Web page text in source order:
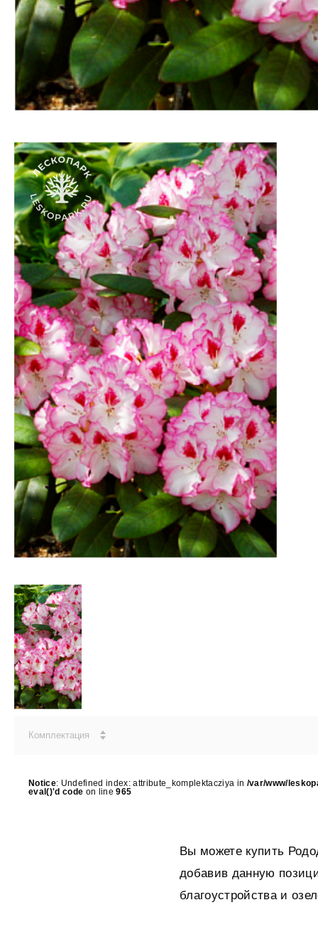
Комплектация
Notice: Undefined index: attribute_komplektacziya in /var/www/
eval()'d code on line965
Вы можете купить
добавив данную
благоустройства и